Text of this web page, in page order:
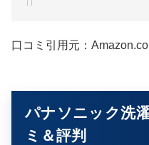
口コミ引用元：
パナソニック洗
ミ＆評判